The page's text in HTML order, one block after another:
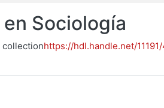
Sociología
collectionhttps://hdl.handle.net/